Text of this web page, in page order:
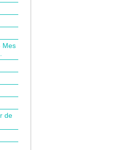
Mes
de